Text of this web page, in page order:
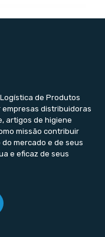
de Produtos
distribuidoras
artigos de higiene
missão contribuir
mercado e de seus
e eficaz de seus